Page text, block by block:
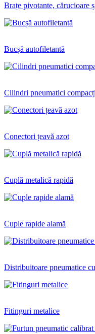
Brațe pivotante, cărucioare
Bucșă autofiletantă
Cilindri pneumatici
Conectori țeavă azot
Cuplă metalică rapidă
Cuple rapide alamă
Distribuitoare pneumatice
Fitinguri metalice